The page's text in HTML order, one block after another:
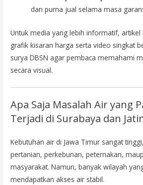
dan purna jual selama masa
Untuk media yang lebih informatif, artikel
grafik kisaran harga serta video singkat
surya DBSN agar pembaca memahami
secara visual.
Apa Saja Masalah Air yang
Terjadi di Surabaya dan
Kebutuhan air di Jawa Timur sangat
pertanian, perkebunan, peternakan,
masyarakat. Namun, banyak wilayah
mendapatkan akses air stabil.